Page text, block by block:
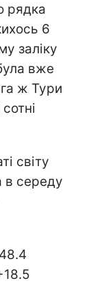
рядка
6
заліку
вже
ж Тури
світу
в середу